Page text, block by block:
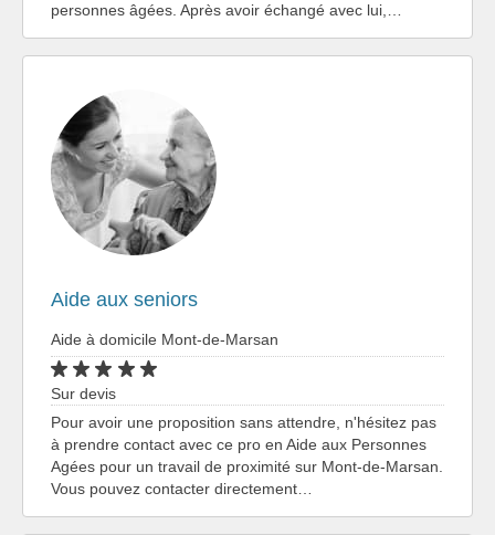
personnes âgées. Après avoir échangé avec lui,…
Aide aux seniors
Aide à domicile Mont-de-Marsan
Sur devis
Pour avoir une proposition sans attendre, n'hésitez pas
à prendre contact avec ce pro en Aide aux Personnes
Agées pour un travail de proximité sur Mont-de-Marsan.
Vous pouvez contacter directement…